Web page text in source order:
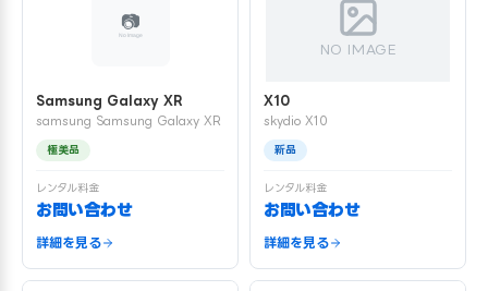
Samsung Galaxy XR
samsung Samsung Galaxy XR
極美品
レンタル料金
お問い合わせ
詳細を見る
NO IMAGE
X10
skydio X10
新品
レンタル料金
お問い合わせ
詳細を見る